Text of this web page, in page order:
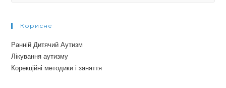
Корисне
Ранній Дитячий Аутизм
Лікування аутизму
Корекційні методики і заняття